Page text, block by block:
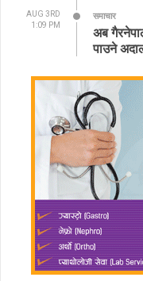
AUG 3RD
1:09 PM
समाचार
अब
पाउने